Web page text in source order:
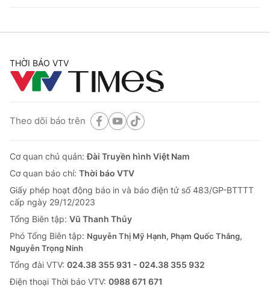
THỜI BÁO VTV
Theo dõi báo trên
Cơ quan chủ quản:Đài Truyền hình Việt Nam
Cơ quan báo chí: Thời báo VTV
Giấy phép hoạt động báo in và báo điện tử số 483/GP-BTTTT
cấp ngày 29/12/2023
Tổng Biên tập: Vũ Thanh Thủy
Phó Tổng Biên tập: Nguyễn Thị Mỹ Hạnh, Phạm Quốc Thắng,
Nguyễn Trọng Ninh
Tổng đài VTV: 024.38 355 931 - 024.38 355 932
Ðiện thoại Thời báo VTV: 0988 671 671